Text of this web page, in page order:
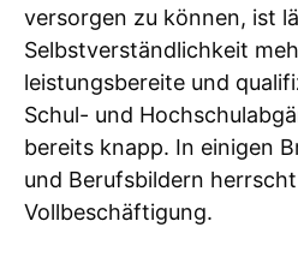
versorgen zu können, ist
Selbstverständlichkeit
leistungsbereite und
Schul- und
bereits knapp. In einigen
und Berufsbildern
Vollbeschäftigung.